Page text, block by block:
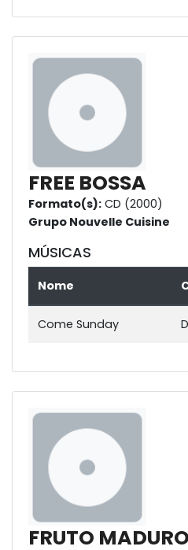
FREE BOSSA
Formato(s): CD (2000)
Grupo Nouvelle Cuisine
MÚSICAS
Nome
Come Sunday
FRUTO MADURO